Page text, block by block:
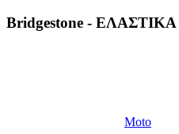
Bridgestone -
Moto